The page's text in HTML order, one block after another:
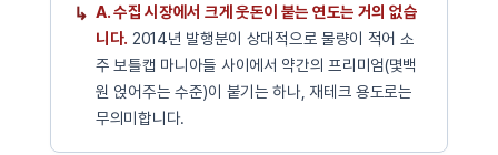
A. 수집 시장에서 크게 웃돈이 붙는 연도는 거의 없습
니다. 2014년 발행분이 상대적으로 물량이 적어 소
주 보틀캡 마니아들 사이에서 약간의 프리미엄(몇백
원 얹어주는 수준)이 붙기는 하나, 재테크 용도로는
무의미합니다.